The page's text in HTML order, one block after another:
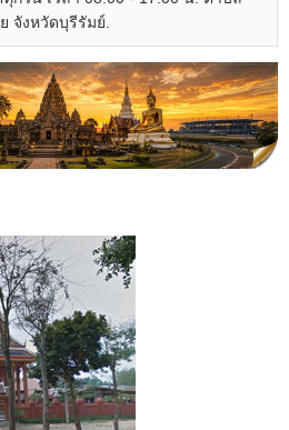
จังหวัดบุรีรัมย์.